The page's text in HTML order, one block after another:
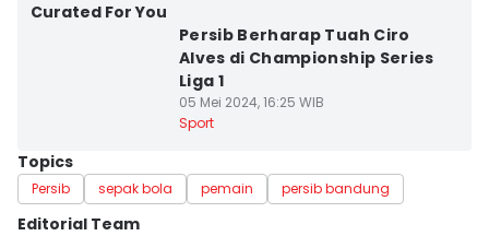
Curated For You
Persib Berharap Tuah Ciro
Alves di Championship Series
Liga 1
05 Mei 2024, 16:25 WIB
Sport
Topics
Persib sepak bola pemain persib bandung
Editorial Team